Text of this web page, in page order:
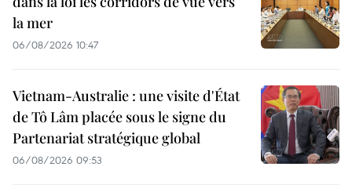
la mer
06/08/2026 10:47
Vietnam-Australie : une visite d'État
de Tô Lâm placée sous le signe du
Partenariat stratégique global
06/08/2026 09:53